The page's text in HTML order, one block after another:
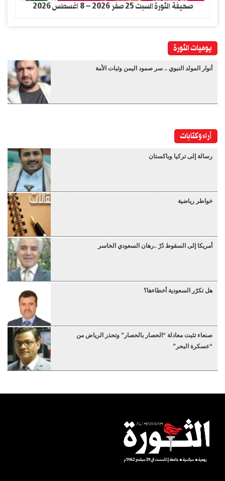
صحيفة الثورة السبت 25 صفر 2026 – 8 اغسطس 2026
يوميات الثورة
أنوار المولد النبوي .. سر صمود اليمن وثبات الأمة
آراء وكتابات
رسالة إلى تركيا وباكستان
خواطر رياضية
أمريكا إلى السقوط دُرْ ..رهان السعودي الخاسر
هل تكرّر السعودية أخطاءها؟
صنعاء تثبت معادلة “الحصار بالحصار” وتحذر الرياض من
“عسكرة البحر”